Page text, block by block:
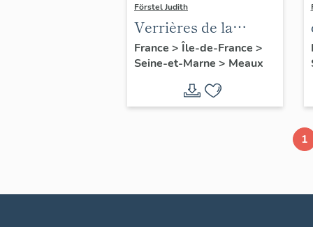
Förstel Judith
Verrières de la
chapelle axiale
France > Île-de-France >
Seine-et-Marne > Meaux
1